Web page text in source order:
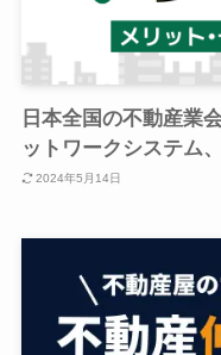
日本全国の不動産業
ットワークシステム
2024年5月14日